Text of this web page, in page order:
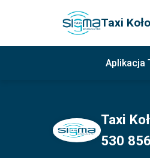
Taxi
Aplikacja
Taxi
530